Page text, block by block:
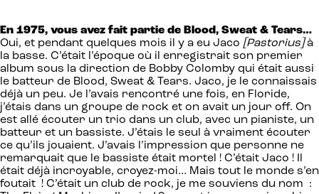
En 1975, vous avez fait partie de Blood, Sweat & Tears…
Oui, et pendant quelques mois il y a eu Jaco [Pastorius]à
la basse. C’était l’époque où il enregistrait son premier
album sous la direction de Bobby Colomby qui était aussi
le batteur de Blood, Sweat & Tears. Jaco, je le connaissais
déjà un peu. Je l’avais rencontré une fois, en Floride,
j’étais dans un groupe de rock et on avait un jour off. On
est allé écouter un trio dans un club, avec un pianiste, un
batteur et un bassiste. J’étais le seul à vraiment écouter
ce qu’ils jouaient. J’avais l’impression que personne ne
remarquait que le bassiste était mortel ! C’était Jaco ! Il
était déjà incroyable, croyez-moi… Mais tout le monde s’en
foutait ! C’était un club de rock, je me souviens du nom :